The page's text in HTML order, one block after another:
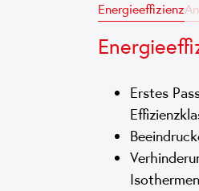
Energieeffizienz
Erstes